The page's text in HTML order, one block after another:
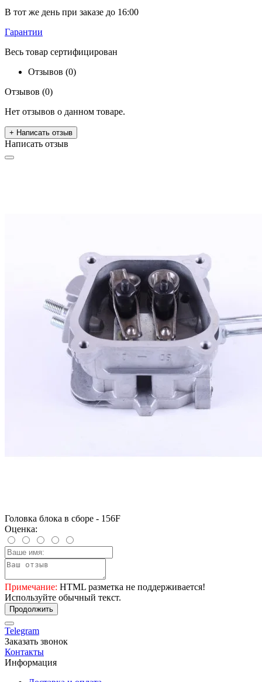
В тот же день при заказе до 16:00
Гарантии
Весь товар сертифицирован
Отзывов (0)
Отзывов (0)
Нет отзывов о данном товаре.
+ Написать отзыв
Написать отзыв
Головка блока в сборе - 156F
Оценка:
Примечание: HTML разметка не поддерживается!
Используйте обычный текст.
Продолжить
Telegram
Заказать звонок
Контакты
Информация